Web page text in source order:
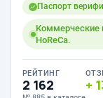
Паспорт
Коммерческие
HoReCa.
РЕЙТИНГ
2 162